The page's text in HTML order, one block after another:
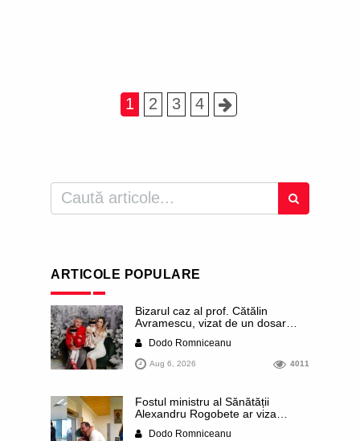
1 2 3 4
ARTICOLE POPULARE
Bizarul caz al prof. Cătălin
Avramescu, vizat de un dosar
infantilă”. Miroase a execuție
stalinistă. Cea mai imundă parte a
presei publică inclusiv documente
dezvăluite date ultra-personale
ale profesorului, inclusiv
diagnostice și tratamente
Dodo Romniceanu
Aug 6, 2026 4011
Fostul ministru al Sănătății
Alexandru Rogobete ar viza
al orașului Timișoara. Pesedistul
Dodo Romniceanu